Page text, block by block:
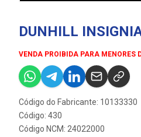
DUNHILL
VENDA PROIBIDA PARA MENORES
Código do Fabricante: 10133330
Código: 430
Código NCM: 24022000